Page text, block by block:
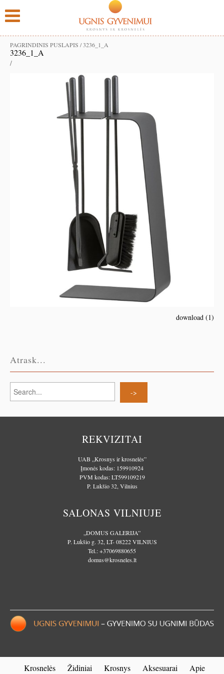
PAGRINDINIS PUSLAPIS /3236_1_A
3236_1_A
/
download (1)
Atrask...
REKVIZITAI
UAB „Krosnys ir krosnelės”
Įmonės kodas: 159910924
PVM kodas: LT599109219
P. Lukšio 32, Vilnius
SALONAS VILNIUJE
„DOMUS GALERIJA”
P. Lukšio g. 32, LT- 08222 VILNIUS
Tel.:+37069880655
domus@krosneles.lt
Krosnelės Židiniai Krosnys Aksesuarai Apie